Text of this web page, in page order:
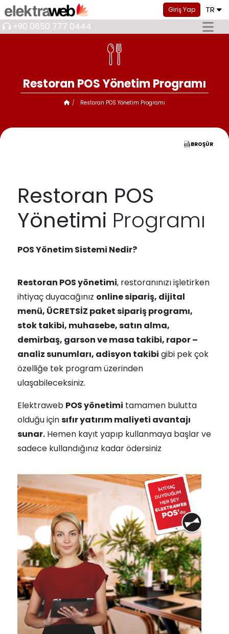
Giriş Yap TR
+90 0850 777 0444
Restoran POS Yönetim Programı
Restoran POS Yönetim Programı
BROŞÜR
Restoran POS
Yönetimi Programı
POS Yönetim Sistemi Nedir?
Restoran POS yönetimi, restoranınızı işletirken
ihtiyaç duyacağınız online sipariş, dijital
menü, ÜCRETSİZ paket sipariş programı,
stok takibi, muhasebe, satın alma,
demirbaş, garson ve masa takibi, rapor –
analiz sunumları, adisyon takibi gibi pek çok
özelliğe tek program üzerinden
ulaşabileceksiniz.
Elektraweb POS yönetimi tamamen bulutta
olduğu içinsıfır yatırım maliyeti avantajı
sunar. Hemen kayıt yapıp kullanmaya başlar ve
sadece kullandığınız kadar ödersiniz